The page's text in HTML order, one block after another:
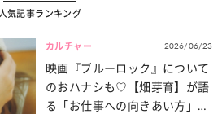
人気記事ランキング
カルチャー 2026/06/23
映画『ブルーロック』について
のおハナシも♡【畑芽育】が語
る「お仕事への向きあい方」と